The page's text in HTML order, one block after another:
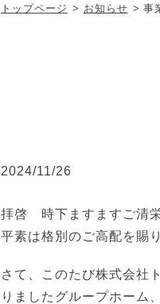
トップページ お知らせ 事
2024/11/26
拝啓 時下ますますご清
平素は格別のご高配を賜
さて、このたび株式会社
りましたグループホーム